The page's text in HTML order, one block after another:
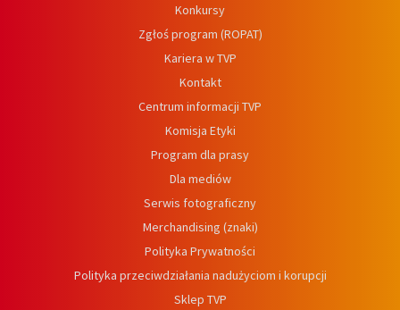
Konkursy
Zgłoś program (ROPAT)
Kariera w TVP
Kontakt
Centrum informacji TVP
Komisja Etyki
Program dla prasy
Dla mediów
Serwis fotograficzny
Merchandising (znaki)
Polityka Prywatności
Polityka przeciwdziałania nadużyciom i korupcji
Sklep TVP